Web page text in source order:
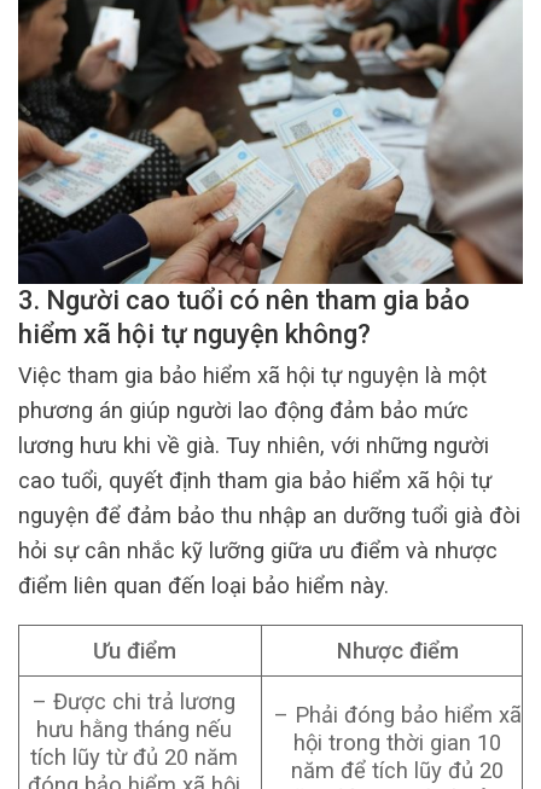
3. Người cao tuổi có nên tham gia bảo
hiểm xã hội tự nguyện không?
Việc tham gia bảo hiểm xã hội tự nguyện là một
phương án giúp người lao động đảm bảo mức
lương hưu khi về già. Tuy nhiên, với những người
cao tuổi, quyết định tham gia bảo hiểm xã hội tự
nguyện để đảm bảo thu nhập an dưỡng tuổi già đòi
hỏi sự cân nhắc kỹ lưỡng giữa ưu điểm và nhược
điểm liên quan đến loại bảo hiểm này.
Ưu điểm
Nhược điểm
– Được chi trả lương
hưu hằng tháng nếu
tích lũy từ đủ 20 năm
– Phải đóng bảo hiểm xã
hội trong thời gian 10
năm để tích lũy đủ 20